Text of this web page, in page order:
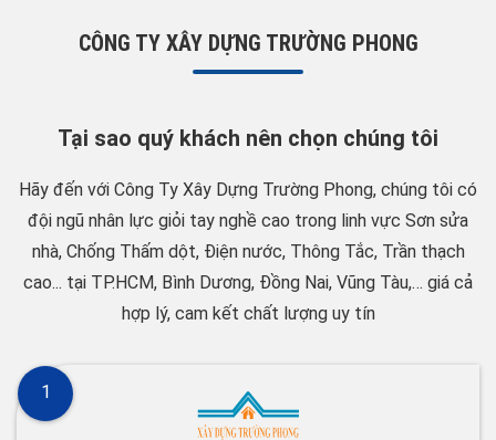
CÔNG TY XÂY DỰNG TRƯỜNG PHONG
Tại sao quý khách nên chọn chúng tôi
Hãy đến với Công Ty Xây Dựng Trường Phong, chúng tôi có
đội ngũ nhân lực giỏi tay nghề cao trong linh vực Sơn sửa
nhà, Chống Thấm dột, Điện nước, Thông Tắc, Trần thạch
cao... tại TP.HCM, Bình Dương, Đồng Nai, Vũng Tàu,… giá cả
hợp lý, cam kết chất lượng uy tín
1